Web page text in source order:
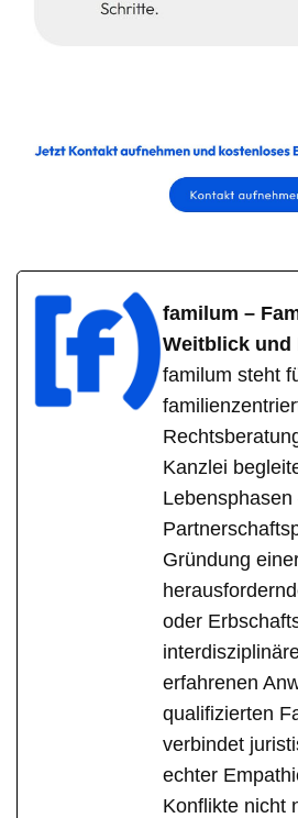
familum –
Weitblick und
familum steht
Kanzlei
Gründung
oder
erfahrenen
qualifizierten
verbindet
echter
Konflikte nicht